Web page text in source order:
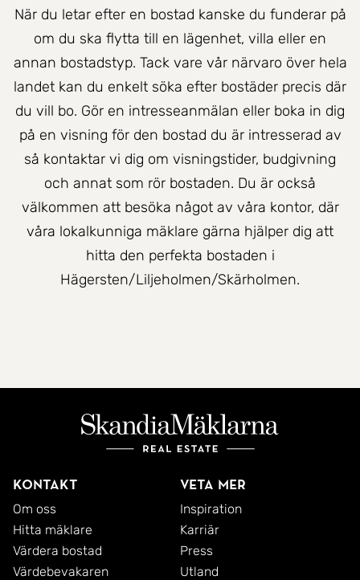
När du letar efter en bostad kanske du funderar på
om du ska flytta till en lägenhet, villa eller en
annan bostadstyp. Tack vare vår närvaro över hela
landet kan du enkelt söka efter bostäder precis där
du vill bo. Gör en intresseanmälan eller boka in dig
på en visning för den bostad du är intresserad av
så kontaktar vi dig om visningstider, budgivning
och annat som rör bostaden. Du är också
välkommen att besöka något av våra kontor, där
våra lokalkunniga mäklare gärna hjälper dig att
hitta den perfekta bostaden i
Hägersten/Liljeholmen/Skärholmen.
Kontakt
Om oss
Hitta mäklare
Värdera bostad
Värdebevakaren
Veta mer
Inspiration
Karriär
Press
Utland